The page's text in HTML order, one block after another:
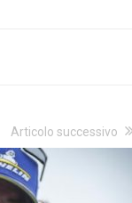
Articolo successivo